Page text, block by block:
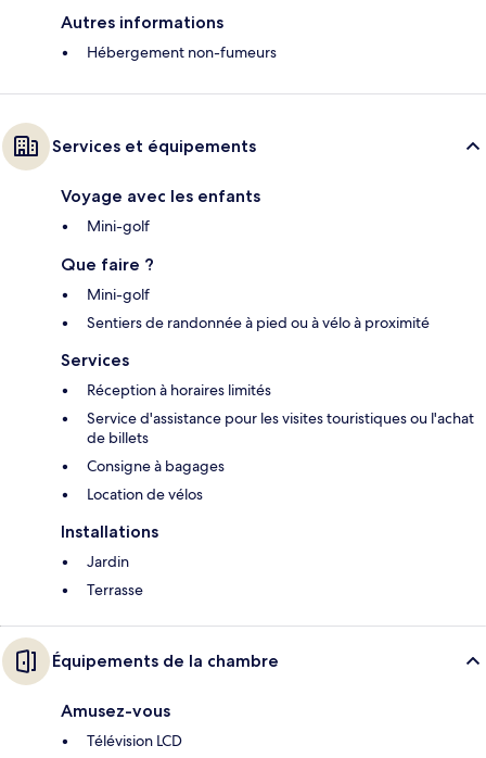
Autres informations
Hébergement non-fumeurs
Services et équipements
Voyage avec les enfants
Mini-golf
Que faire ?
Mini-golf
Sentiers de randonnée à pied ou à vélo à proximité
Services
Réception à horaires limités
Service d'assistance pour les visites touristiques ou l'achat
de billets
Consigne à bagages
Location de vélos
Installations
Jardin
Terrasse
Équipements de la chambre
Amusez-vous
Télévision LCD